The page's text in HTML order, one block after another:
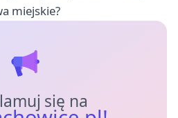
miejskie?
się na